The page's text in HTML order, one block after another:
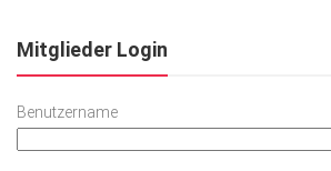
Mitglieder Login
Benutzername